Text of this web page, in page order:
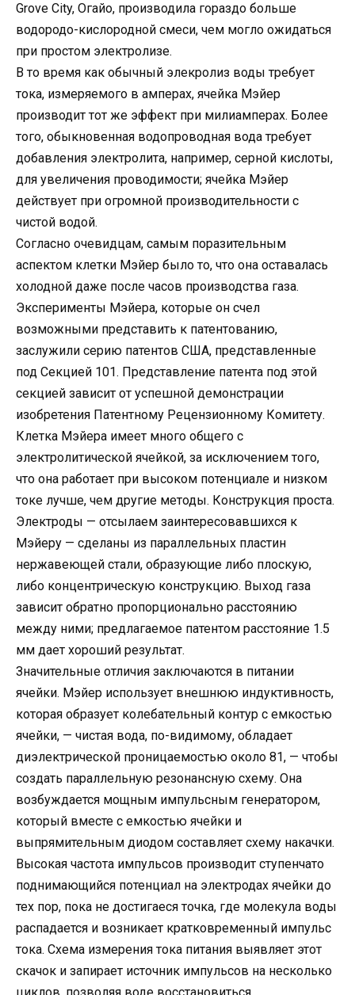
Grove City, Огайо, производила гораздо больше
водородо-кислородной смеси, чем могло ожидаться
при простом электролизе.
В то время как обычный элекролиз воды требует
тока, измеряемого в амперах, ячейка Мэйер
производит тот же эффект при милиамперах. Более
того, обыкновенная водопроводная вода требует
добавления электролита, например, серной кислоты,
для увеличения проводимости; ячейка Мэйер
действует при огромной производительности с
чистой водой.
Согласно очевидцам, самым поразительным
аспектом клетки Мэйер было то, что она оставалась
холодной даже после часов производства газа.
Эксперименты Мэйера, которые он счел
возможными представить к патентованию,
заслужили серию патентов США, представленные
под Секцией 101. Представление патента под этой
секцией зависит от успешной демонстрации
изобретения Патентному Рецензионному Комитету.
Клетка Мэйера имеет много общего с
электролитической ячейкой, за исключением того,
что она работает при высоком потенциале и низком
токе лучше, чем другие методы. Конструкция проста.
Электроды — отсылаем заинтересовавшихся к
Мэйеру — сделаны из параллельных пластин
нержавеющей стали, образующие либо плоскую,
либо концентрическую конструкцию. Выход газа
зависит обратно пропорционально расстоянию
между ними; предлагаемое патентом расстояние 1.5
мм дает хороший результат.
Значительные отличия заключаются в питании
ячейки. Мэйер использует внешнюю индуктивность,
которая образует колебательный контур с емкостью
ячейки, — чистая вода, по-видимому, обладает
диэлектрической проницаемостью около 81, — чтобы
создать параллельную резонансную схему. Она
возбуждается мощным импульсным генератором,
который вместе с емкостью ячейки и
выпрямительным диодом составляет схему накачки.
Высокая частота импульсов производит ступенчато
поднимающийся потенциал на электродах ячейки до
тех пор, пока не достигаеся точка, где молекула воды
распадается и возникает кратковременный импульс
тока. Схема измерения тока питания выявляет этот
скачок и запирает источник импульсов на несколько